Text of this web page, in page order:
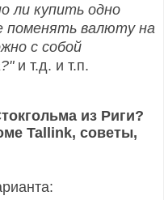
ли купить одно
поменять валюту на
с собой
и т.д. и т.п.
из Риги?
Tallink, советы,